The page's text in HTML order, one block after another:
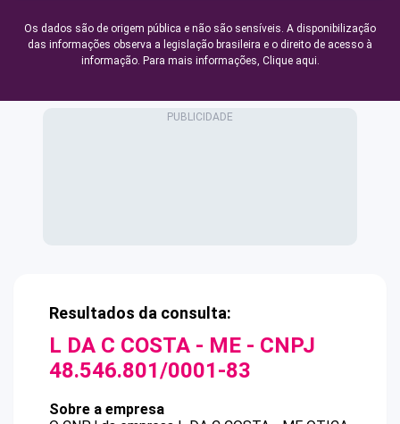
Os dados são de origem pública e não são sensíveis. A disponibilização
das informações observa a legislação brasileira e o direito de acesso à
informação. Para mais informações, Clique aqui.
Resultados da consulta:
L DA C COSTA - ME - CNPJ
48.546.801/0001-83
Sobre a empresa